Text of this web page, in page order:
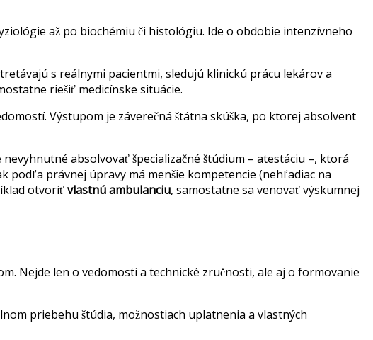
až po biochémiu či histológiu. Ide o obdobie intenzívneho
s reálnymi pacientmi, sledujú klinickú prácu lekárov a
riešiť medicínske situácie.
Výstupom je záverečná štátna skúška, po ktorej absolvent
absolvovať špecializačné štúdium – atestáciu –, ktorá
podľa právnej úpravy má menšie kompetencie (nehľadiac na
otvoriťvlastnú ambulanciu, samostatne sa venovať výskumnej
Nejde len o vedomosti a technické zručnosti, ale aj o formovanie
priebehu štúdia, možnostiach uplatnenia a vlastných